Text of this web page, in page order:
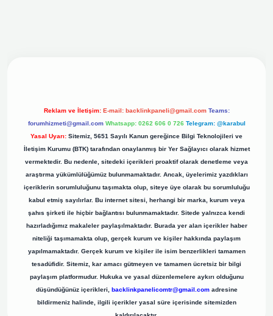
Reklam ve İletişim: E-mail: backlinkpaneli@gmail.com Teams:
forumhizmeti@gmail.com Whatsapp: 0262 606 0 726 Telegram: @karabul
Yasal Uyarı: Sitemiz, 5651 Sayılı Kanun gereğince Bilgi Teknolojileri ve
İletişim Kurumu (BTK) tarafından onaylanmış bir Yer Sağlayıcı olarak hizmet
vermektedir. Bu nedenle, sitedeki içerikleri proaktif olarak denetleme veya
araştırma yükümlülüğümüz bulunmamaktadır. Ancak, üyelerimiz yazdıkları
içeriklerin sorumluluğunu taşımakta olup, siteye üye olarak bu sorumluluğu
kabul etmiş sayılırlar. Bu internet sitesi, herhangi bir marka, kurum veya
şahıs şirketi ile hiçbir bağlantısı bulunmamaktadır. Sitede yalnızca kendi
hazırladığımız makaleler paylaşılmaktadır. Burada yer alan içerikler haber
niteliği taşımamakta olup, gerçek kurum ve kişiler hakkında paylaşım
yapılmamaktadır. Gerçek kurum ve kişiler ile isim benzerlikleri tamamen
tesadüfidir. Sitemiz, kar amacı gütmeyen ve tamamen ücretsiz bir bilgi
paylaşım platformudur. Hukuka ve yasal düzenlemelere aykırı olduğunu
düşündüğünüz içerikleri, backlinkpanelicomtr@gmail.comadresine
bildirmeniz halinde, ilgili içerikler yasal süre içerisinde sitemizden